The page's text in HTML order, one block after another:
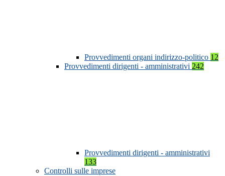
Provvedimenti organi indirizzo-politico 12
Provvedimenti dirigenti - amministrativi 242
Provvedimenti dirigenti - amministrativi
133
Controlli sulle imprese